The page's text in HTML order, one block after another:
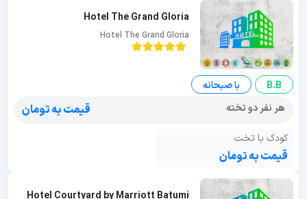
Hotel The Grand Gloria
Hotel The Grand Gloria
B.B
با صبحانه
هر نفر دو تخته
قیمت به تومان
کودک با تخت
قیمت به تومان
Hotel Courtyard by Marriott Batumi